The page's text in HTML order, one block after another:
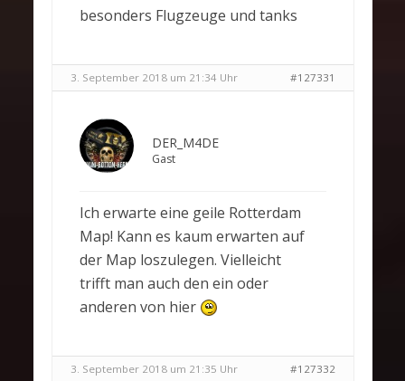
besonders Flugzeuge und tanks
3. September 2018 um 21:34 Uhr #127331
DER_M4DE
Gast
Ich erwarte eine geile Rotterdam
Map! Kann es kaum erwarten auf
der Map loszulegen. Vielleicht
trifft man auch den ein oder
anderen von hier
3. September 2018 um 21:35 Uhr #127332